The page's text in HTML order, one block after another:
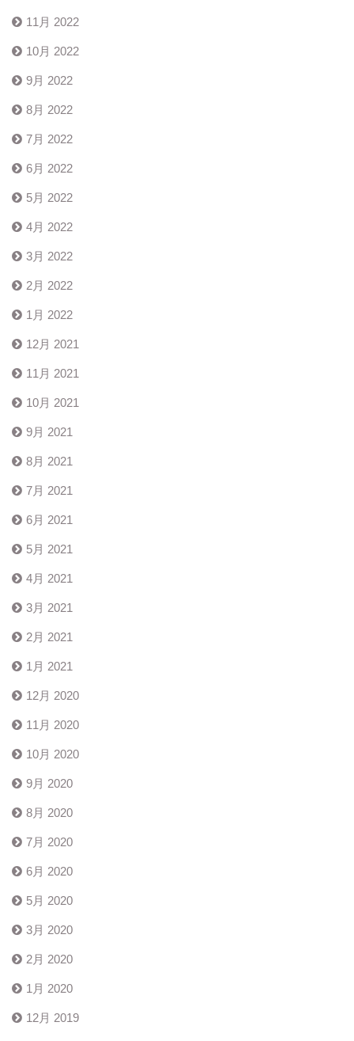
11月 2022
10月 2022
9月 2022
8月 2022
7月 2022
6月 2022
5月 2022
4月 2022
3月 2022
2月 2022
1月 2022
12月 2021
11月 2021
10月 2021
9月 2021
8月 2021
7月 2021
6月 2021
5月 2021
4月 2021
3月 2021
2月 2021
1月 2021
12月 2020
11月 2020
10月 2020
9月 2020
8月 2020
7月 2020
6月 2020
5月 2020
3月 2020
2月 2020
1月 2020
12月 2019